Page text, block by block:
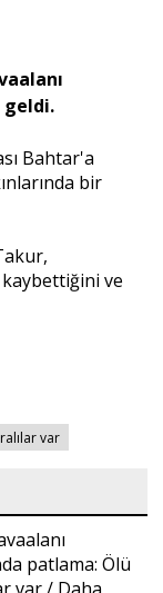
geldi.
Bahtar'a
bir
kaybettiğini ve
var